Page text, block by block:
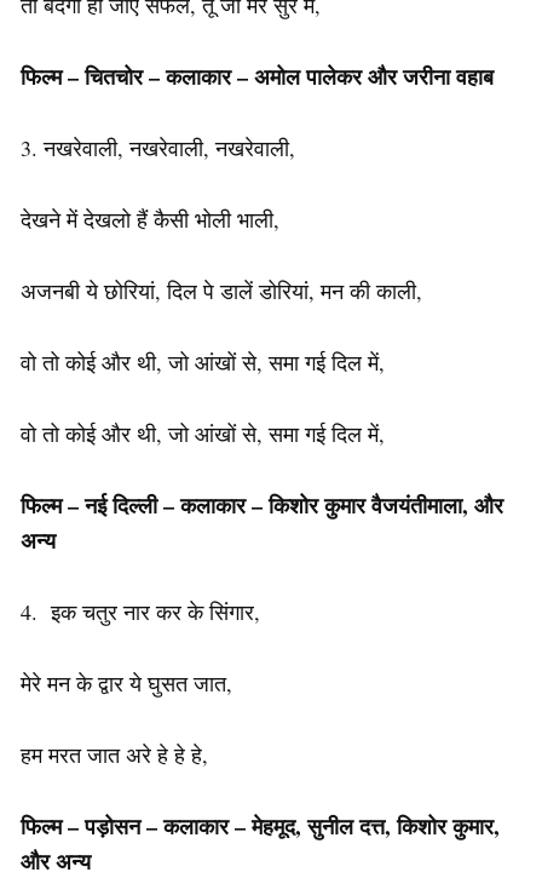
फिल्म – चितचोर – कलाकार – अमोल पालेकर और जरीना वहाब
3. नखरेवाली, नखरेवाली, नखरेवाली,
देखने में देखलो हैं कैसी भोली भाली,
अजनबी ये छोरियां, दिल पे डालें डोरियां, मन की काली,
वो तो कोई और थी, जो आंखों से, समा गई दिल में,
वो तो कोई और थी, जो आंखों से, समा गई दिल में,
फिल्म – नई दिल्ली – कलाकार – किशोर कुमार वैजयंतीमाला, और
अन्य
4. इक चतुर नार कर के सिंगार,
मेरे मन के द्वार ये घुसत जात,
हम मरत जात अरे हे हे हे,
फिल्म – पड़ोसन – कलाकार – मेहमूद, सुनील दत्त, किशोर कुमार,
और अन्य